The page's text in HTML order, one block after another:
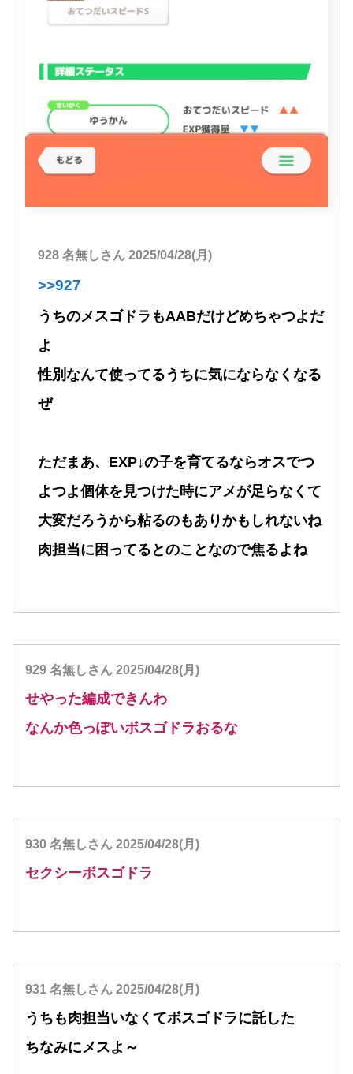
928 名無しさん 2025/04/28(月)
>>927
うちのメスゴドラもAABだけどめちゃつよだ
よ
性別なんて使ってるうちに気にならなくなる
ぜ
ただまあ、EXP↓の子を育てるならオスでつ
よつよ個体を見つけた時にアメが足らなくて
大変だろうから粘るのもありかもしれないね
肉担当に困ってるとのことなので焦るよね
929 名無しさん 2025/04/28(月)
せやった編成できんわ
なんか色っぽいボスゴドラおるな
930 名無しさん 2025/04/28(月)
セクシーボスゴドラ
931 名無しさん 2025/04/28(月)
うちも肉担当いなくてボスゴドラに託した
ちなみにメスよ～